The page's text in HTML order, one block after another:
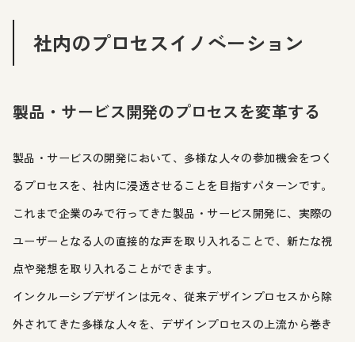
社内のプロセスイノベーション
製品・サービス開発のプロセスを変革する
製品・サービスの開発において、多様な人々の参加機会をつく
るプロセスを、社内に浸透させることを目指すパターンです。
これまで企業のみで行ってきた製品・サービス開発に、実際の
ユーザーとなる人の直接的な声を取り入れることで、新たな視
点や発想を取り入れることができます。
インクルーシブデザインは元々、従来デザインプロセスから除
外されてきた多様な人々を、デザインプロセスの上流から巻き